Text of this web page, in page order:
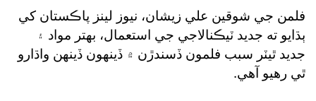
فلمن جي شوقين علي زيشان، نيوز لينز پاڪستان کي
ٻڌايو ته جديد ٽيڪنالاجي جي استعمال، بهتر مواد ۽
جديد ٿيٽر سبب فلمون ڏسندڙن ۾ ڏينهون ڏينهن واڌارو
ٿي رهيو آهي.